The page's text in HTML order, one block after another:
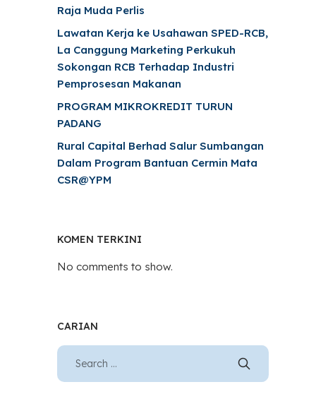
Raja Muda Perlis
Lawatan Kerja ke Usahawan SPED-RCB,
La Canggung Marketing Perkukuh
Sokongan RCB Terhadap Industri
Pemprosesan Makanan
PROGRAM MIKROKREDIT TURUN
PADANG
Rural Capital Berhad Salur Sumbangan
Dalam Program Bantuan Cermin Mata
CSR@YPM
KOMEN TERKINI
No comments to show.
CARIAN